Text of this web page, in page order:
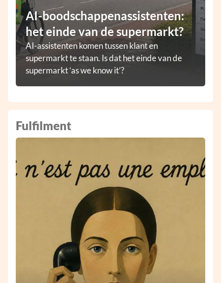
AI-boodschappenassistenten:
het einde van de supermarkt?
AI-assistenten komen tussen klant en
supermarkt te staan. Is dat het einde van de
supermarkt ‘as we know it’?
Fulfilment